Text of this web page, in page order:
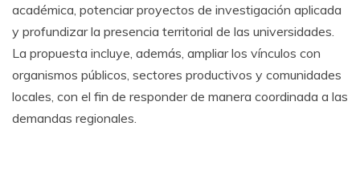
académica, potenciar proyectos de investigación aplicada
y profundizar la presencia territorial de las universidades.
La propuesta incluye, además, ampliar los vínculos con
organismos públicos, sectores productivos y comunidades
locales, con el fin de responder de manera coordinada a las
demandas regionales.